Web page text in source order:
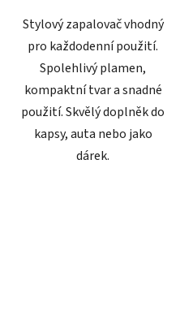
Stylový zapalovač vhodný
pro každodenní použití.
Spolehlivý plamen,
kompaktní tvar a snadné
použití. Skvělý doplněk do
kapsy, auta nebo jako
dárek.
Powered